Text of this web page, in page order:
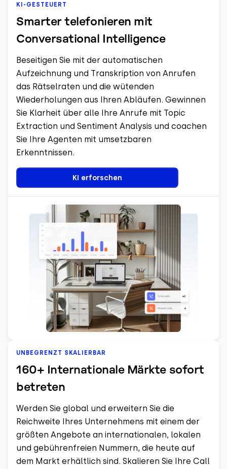
KI-GESTEUERT
Smarter telefonieren mit
Conversational Intelligence
Beseitigen Sie mit der automatischen
Aufzeichnung und Transkription von Anrufen
das Rätselraten und die wütenden
Wiederholungen aus Ihren Abläufen. Gewinnen
Sie Klarheit über alle Ihre Anrufe mit Topic
Extraction und Sentiment Analysis und coachen
Sie Ihre Agenten mit umsetzbaren
Erkenntnissen.
KI erforschen
UNBEGRENZT SKALIERBAR
160+ Internationale Märkte sofort
betreten
Werden Sie global und erweitern Sie die
Reichweite Ihres Unternehmens mit einem der
größten Angebote an internationalen, lokalen
und gebührenfreien Nummern, die heute auf
dem Markt erhältlich sind. Skalieren Sie Ihre Call